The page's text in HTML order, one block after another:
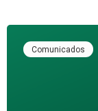
Comunicados